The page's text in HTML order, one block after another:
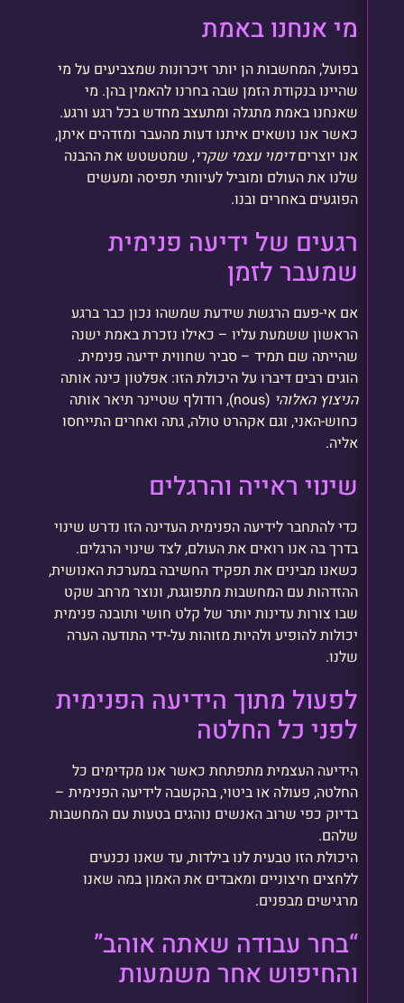
מי אנחנו באמת
בפועל, המחשבות הן יותר זיכרונות שמצביעים על מי
שהיינו בנקודת הזמן שבה בחרנו להאמין בהן. מי
שאנחנו באמת מתגלה ומתעצב מחדש בכל רגע ורגע.
כאשר אנו נושאים איתנו דעות מהעבר ומזדהים איתן,
אנו יוצריםדימוי עצמי שקרי, שמטשטש את ההבנה
שלנו את העולם ומוביל לעיוותי תפיסה ומעשים
הפוגעים באחרים ובנו.
רגעים של ידיעה פנימית
שמעבר לזמן
אם אי-פעם הרגשת שידעת שמשהו נכון כבר ברגע
הראשון ששמעת עליו – כאילו נזכרת באמת ישנה
שהייתה שם תמיד – סביר שחווית ידיעה פנימית.
הוגים רבים דיברו על היכולת הזו: אפלטון כינה אותה
הניצוץ האלוהי
(nous), רודולף שטיינר תיאר אותה
כחוש-האני, וגם אקהרט טולה, גתה ואחרים התייחסו
אליה.
שינוי ראייה והרגלים
כדי להתחבר לידיעה הפנימית העדינה הזו נדרש שינוי
בדרך בה אנו רואים את העולם, לצד שינוי הרגלים.
כשאנו מבינים את תפקיד החשיבה במערכת האנושית,
ההזדהות עם המחשבות מתפוגגת, ונוצר מרחב שקט
שבו צורות עדינות יותר של קלט חושי ותובנה פנימית
יכולות להופיע ולהיות מזוהות על-ידי התודעה הערה
שלנו.
לפעול מתוך הידיעה הפנימית
לפני כל החלטה
הידיעה העצמית מתפתחת כאשר אנו מקדימים כל
החלטה, פעולה או ביטוי, בהקשבה לידיעה הפנימית –
בדיוק כפי שרוב האנשים נוהגים בטעות עם המחשבות
שלהם.
היכולת הזו טבעית לנו בילדות, עד שאנו נכנעים
ללחצים חיצוניים ומאבדים את האמון במה שאנו
מרגישים מבפנים.
“בחר עבודה שאתה אוהב”
והחיפוש אחר משמעות